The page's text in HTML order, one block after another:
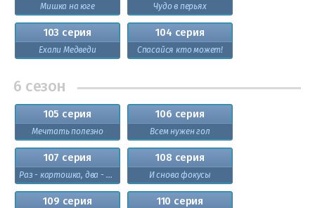
Мишка на юге Чудо в перьях
103 серия
Ехали Медведи
104 серия
Спасайся кто может!
6 сезон
105 серия
Мечтать полезно
106 серия
Всем нужен гол
107 серия
Раз - картошка, два - морковка!
108 серия
И снова фокусы
109 серия 110 серия